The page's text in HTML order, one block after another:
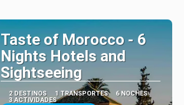
Taste of Morocco - 6
Nights Hotels and
Sightseeing
2 DESTINOS 1 TRANSPORTES
6 NOCHES
3 ACTIVIDADES